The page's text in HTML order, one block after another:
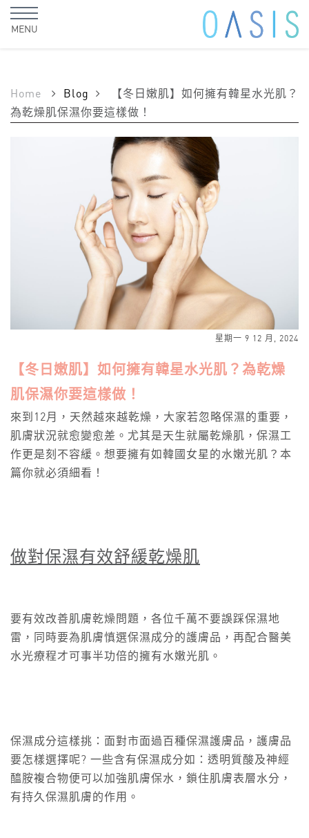
MENU
Home Blog
【冬日嫩肌】如何擁有韓星水光肌？
為乾燥肌保濕你要這樣做！
星期一 9 12 月, 2024
【冬日嫩肌】如何擁有韓星水光肌？為乾燥
肌保濕你要這樣做！
來到12月，天然越來越乾燥，大家若忽略保濕的重要，
肌膚狀況就愈變愈差。尤其是天生就屬乾燥肌，保濕工
作更是刻不容緩。想要擁有如韓國女星的水嫩光肌？本
篇你就必須細看！
做對保濕有效舒緩乾燥肌
要有效改善肌膚乾燥問題，各位千萬不要誤踩保濕地
雷，同時要為肌膚慎選保濕成分的護膚品，再配合醫美
水光療程才可事半功倍的擁有水嫩光肌。
保濕成分這樣挑：面對市面過百種保濕護膚品，護膚品
要怎樣選擇呢? 一些含有保濕成分如：透明質酸及神經
醯胺複合物便可以加強肌膚保水，鎖住肌膚表層水分，
有持久保濕肌膚的作用。